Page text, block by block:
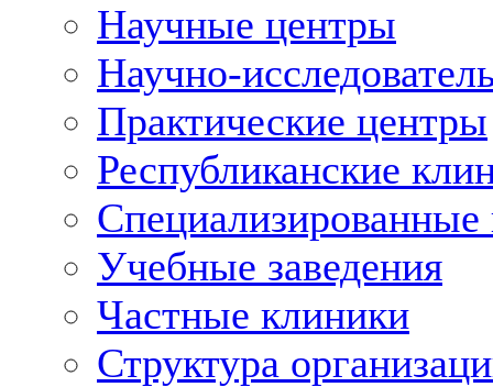
Научные центры
Научно-
Практические центры
Республиканские
Учебные заведения
Частные клиники
Структура